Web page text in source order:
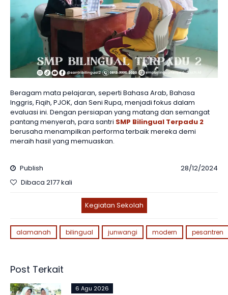
Beragam mata pelajaran, seperti Bahasa Arab, Bahasa
Inggris, Fiqih, PJOK, dan Seni Rupa, menjadi fokus dalam
evaluasi ini. Dengan persiapan yang matang dan semangat
pantang menyerah, para santri SMP Bilingual Terpadu 2
berusaha menampilkan performa terbaik mereka demi
meraih hasil yang memuaskan.
Publish
28/12/2024
Dibaca 2177 kali
Kegiatan Sekolah
alamanah bilingual junwangi modern pesantren
Post Terkait
6 Agu 2026